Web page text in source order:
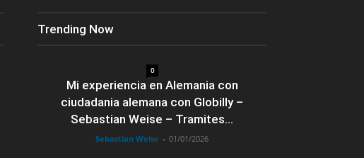
Trending Now
0
Mi experiencia en Alemania con
ciudadania alemana con Globilly –
Sebastian Weise – Tramites...
Sebastian Weise - 01/01/2026